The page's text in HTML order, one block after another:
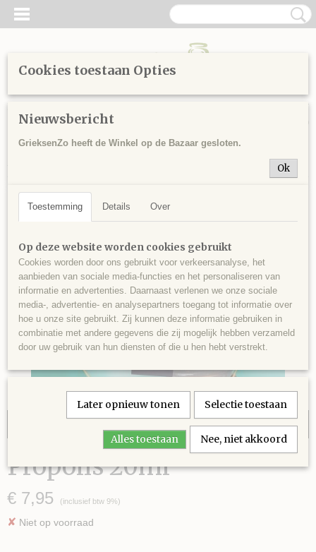
Inloggen
UW WINKELWAGEN
Binnenkort weer verkrijgbaar
Propolis 20ml
€ 7,95 (inclusief btw 9%)
✘ Niet op voorraad
Cookies toestaan Opties
Nieuwsbericht
GrieksenZo heeft de Winkel op de Bazaar gesloten.
Ok
Toestemming Details Over
Op deze website worden cookies gebruikt
Cookies worden door ons gebruikt voor verkeersanalyse, het
aanbieden van sociale media-functies en het personaliseren van
informatie en advertenties. Daarnaast verlenen we onze sociale
media-, advertentie- en analysepartners toegang tot informatie over
hoe u onze site gebruikt. Zij kunnen deze informatie gebruiken in
combinatie met andere gegevens die zij mogelijk hebben verzameld
door uw gebruik van hun diensten of die u hen hebt verstrekt.
Later opnieuw tonen Selectie toestaan
Alles toestaan Nee, niet akkoord